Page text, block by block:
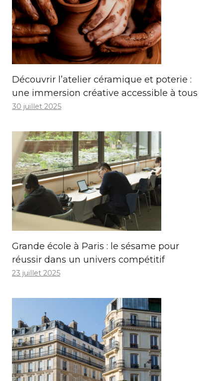
Découvrir l’atelier céramique et poterie :
une immersion créative accessible à tous
30 juillet 2025
Grande école à Paris : le sésame pour
réussir dans un univers compétitif
23 juillet 2025